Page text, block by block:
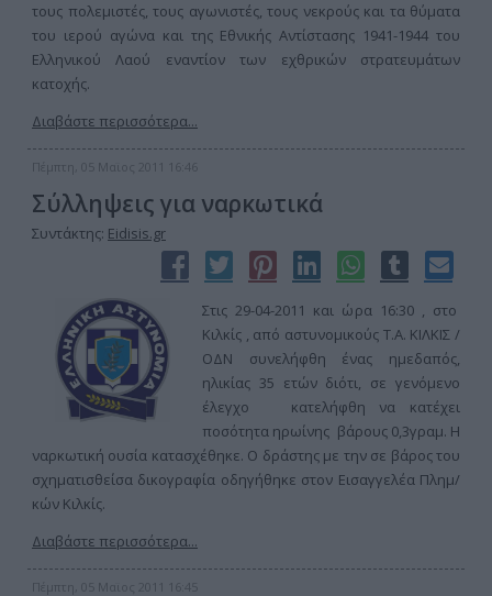
τους πολεμιστές, τους αγωνιστές, τους νεκρούς και τα θύματα
του ιερού αγώνα και της Εθνικής Αντίστασης 1941-1944 του
Ελληνικού Λαού εναντίον των εχθρικών στρατευμάτων
κατοχής.
Διαβάστε περισσότερα...
Πέμπτη, 05 Μαϊος 2011 16:46
Σύλληψεις για ναρκωτικά
Συντάκτης: Eidisis.gr
Στις 29-04-2011 και ώρα 16:30 , στο
Κιλκίς , από αστυνομικούς Τ.Α. ΚΙΛΚΙΣ /
ΟΔΝ συνελήφθη ένας ημεδαπός,
ηλικίας 35 ετών διότι, σε γενόμενο
έλεγχο κατελήφθη να κατέχει
ποσότητα ηρωίνης βάρους 0,3γραμ. Η
ναρκωτική ουσία κατασχέθηκε. Ο δράστης με την σε βάρος του
σχηματισθείσα δικογραφία οδηγήθηκε στον Εισαγγελέα Πλημ/
κών Κιλκίς.
Διαβάστε περισσότερα...
Πέμπτη, 05 Μαϊος 2011 16:45